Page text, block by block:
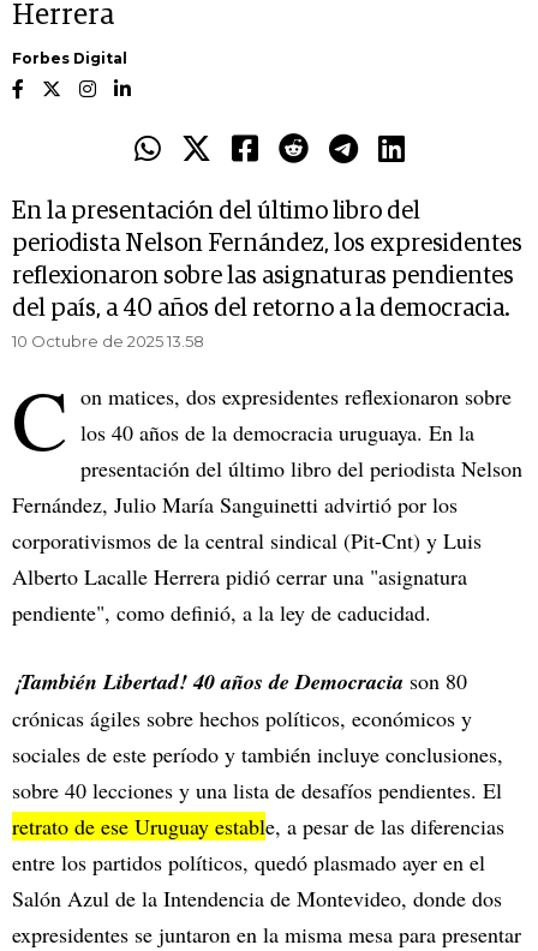
Herrera
Forbes Digital
En la presentación del último libro del
periodista Nelson Fernández, los expresidentes
reflexionaron sobre las asignaturas pendientes
del país, a 40 años del retorno a la democracia.
10 Octubre de 2025 13.58
C on matices, dos expresidentes reflexionaron sobre
los 40 años de la democracia uruguaya. En la
presentación del último libro del periodista Nelson
Fernández, Julio María Sanguinetti advirtió por los
corporativismos de la central sindical (Pit-Cnt) y Luis
Alberto Lacalle Herrera pidió cerrar una "asignatura
pendiente", como definió, a la ley de caducidad.
¡También Libertad! 40 años de Democracia son 80
crónicas ágiles sobre hechos políticos, económicos y
sociales de este período y también incluye conclusiones,
sobre 40 lecciones y una lista de desafíos pendientes. El
retrato de ese Uruguay estable, a pesar de las diferencias
entre los partidos políticos, quedó plasmado ayer en el
Salón Azul de la Intendencia de Montevideo, donde dos
expresidentes se juntaron en la misma mesa para presentar